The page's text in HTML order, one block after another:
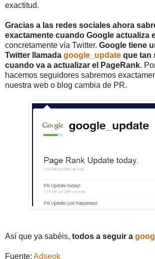
exactitud.
Gracias a las redes sociales ahora
exactamente cuando Google actualiza
concretamente vía Twitter. Google tiene
Twitter llamada google_update que tan
cuando va a actualizar el PageRank.
hacemos seguidores sabremos
nuestra web o blog cambia de PR.
Así que ya sabéis, todos a seguir a
Fuente: Adseok